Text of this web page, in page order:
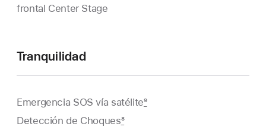
frontal Center Stage
Tranquilidad
Emergencia SOS vía satélite9
Detección de Choques8